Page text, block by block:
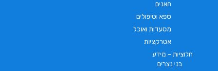
חאנים
ספא וטיפולים
מסעדות ואוכל
אטרקציות
חלוציות – מידע
בני נצרים